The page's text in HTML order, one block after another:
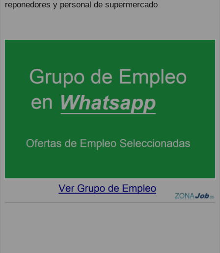
reponedores y personal de supermercado